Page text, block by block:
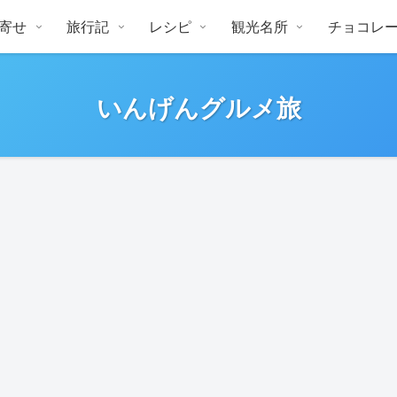
いんげんグルメ旅
せ 旅行記 レシピ 観光名所 チョコレ